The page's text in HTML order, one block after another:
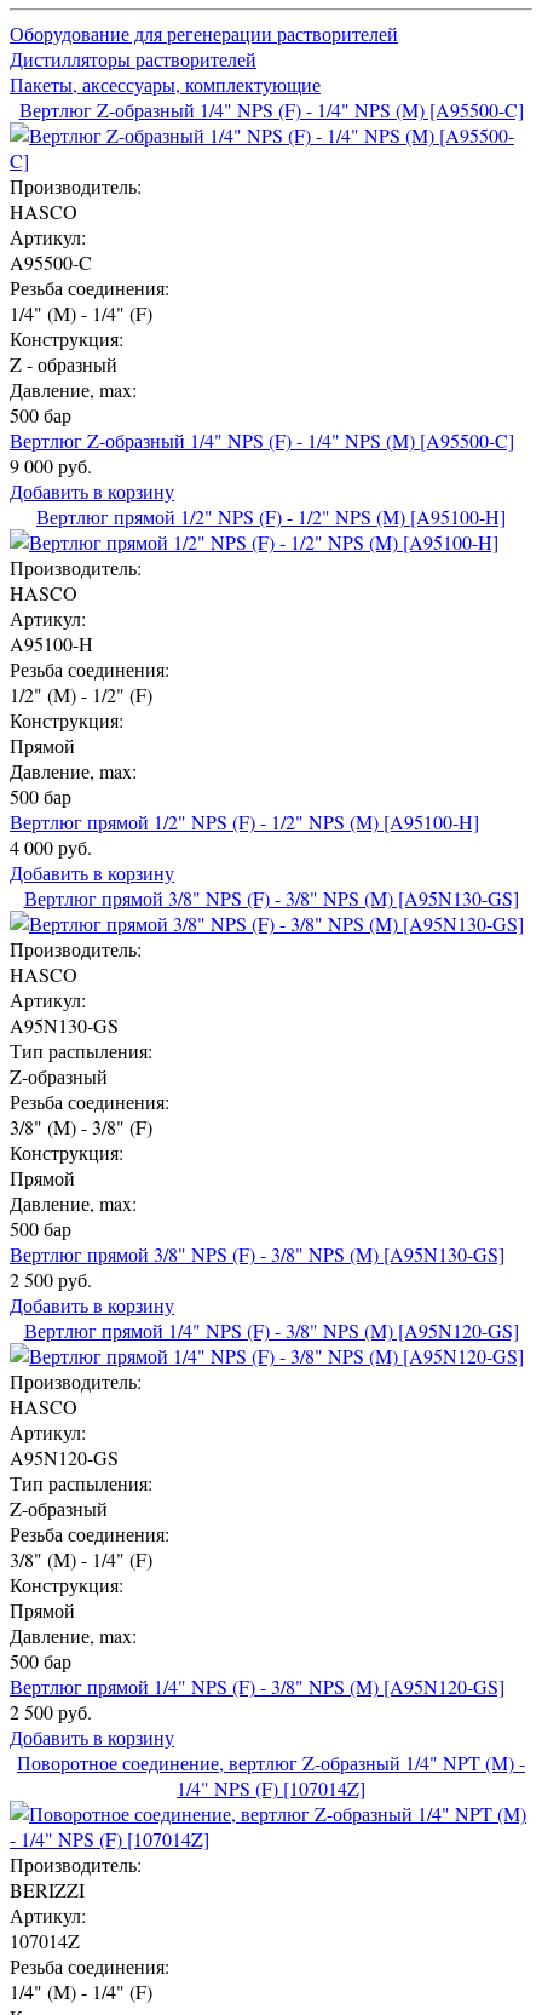
Оборудование для регенерации растворителей
Дистилляторы растворителей
Пакеты, аксессуары, комплектующие
Вертлюг Z-образный 1/4" NPS (F) - 1/4" NPS (M) [A95500-C]
Производитель:
HASCO
Артикул:
A95500-C
Резьба соединения:
1/4" (M) - 1/4" (F)
Конструкция:
Z - образный
Давление, max:
500 бар
Вертлюг Z-образный 1/4" NPS (F) - 1/4" NPS (M) [A95500-C]
9 000 руб.
Добавить в корзину
Вертлюг прямой 1/2" NPS (F) - 1/2" NPS (M) [A95100-H]
Производитель:
HASCO
Артикул:
A95100-H
Резьба соединения:
1/2" (M) - 1/2" (F)
Конструкция:
Прямой
Давление, max:
500 бар
Вертлюг прямой 1/2" NPS (F) - 1/2" NPS (M) [A95100-H]
4 000 руб.
Добавить в корзину
Вертлюг прямой 3/8" NPS (F) - 3/8" NPS (M) [A95N130-GS]
Производитель:
HASCO
Артикул:
A95N130-GS
Тип распыления:
Z-образный
Резьба соединения:
3/8" (M) - 3/8" (F)
Конструкция:
Прямой
Давление, max:
500 бар
Вертлюг прямой 3/8" NPS (F) - 3/8" NPS (M) [A95N130-GS]
2 500 руб.
Добавить в корзину
Вертлюг прямой 1/4" NPS (F) - 3/8" NPS (M) [A95N120-GS]
Производитель:
HASCO
Артикул:
A95N120-GS
Тип распыления:
Z-образный
Резьба соединения:
3/8" (M) - 1/4" (F)
Конструкция:
Прямой
Давление, max:
500 бар
Вертлюг прямой 1/4" NPS (F) - 3/8" NPS (M) [A95N120-GS]
2 500 руб.
Добавить в корзину
Поворотное соединение, вертлюг Z-образный 1/4" NPT (M) -
1/4" NPS (F) [107014Z]
Производитель:
BERIZZI
Артикул:
107014Z
Резьба соединения:
1/4" (M) - 1/4" (F)